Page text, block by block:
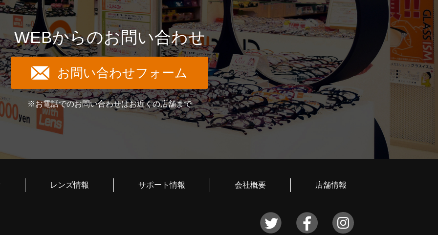
WEBからのお問い合わせ
お問い合わせフォーム
※お電話でのお問い合わせはお近くの店舗まで
レンズ情報 サポート情報 会社概要 店舗情報